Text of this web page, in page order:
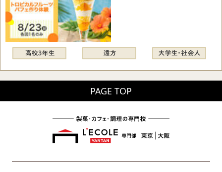
PAGE TOP